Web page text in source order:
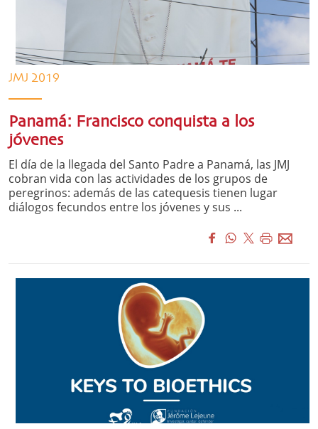
JMJ 2019
Panamá: Francisco conquista a los
jóvenes
El día de la llegada del Santo Padre a Panamá, las JMJ
cobran vida con las actividades de los grupos de
peregrinos: además de las catequesis tienen lugar
diálogos fecundos entre los jóvenes y sus ...